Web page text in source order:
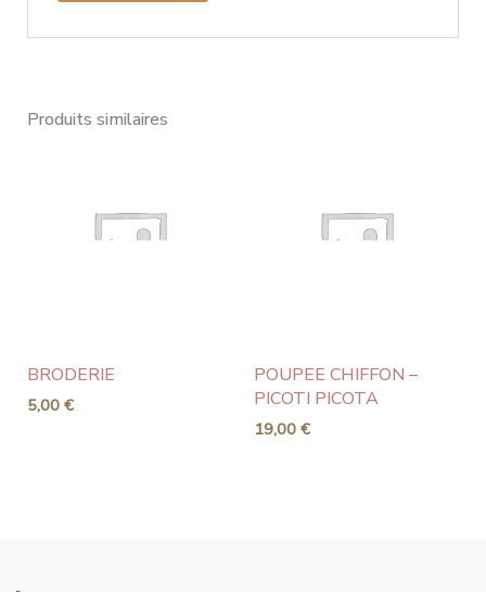
Produits similaires
BRODERIE
5,00 €
POUPEE CHIFFON –
PICOTI PICOTA
19,00 €